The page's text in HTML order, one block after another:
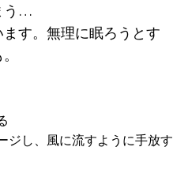
う…
す。無理に眠ろうとす
ジし、風に流すように手放す